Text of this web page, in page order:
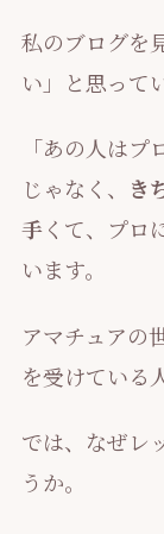
私のブログを
い」と思って
「あの人は
じゃなく、
き
手くて、プロ
います。
アマチュアの
を受けている
では、なぜレ
うか。